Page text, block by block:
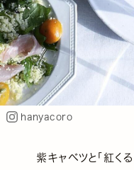
hanyacoro
紫キャベツと「紅く